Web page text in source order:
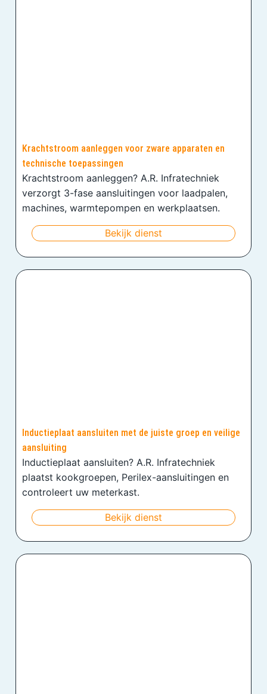
Krachtstroom aanleggen voor zware apparaten en
technische toepassingen
Krachtstroom aanleggen? A.R. Infratechniek
verzorgt 3-fase aansluitingen voor laadpalen,
machines, warmtepompen en werkplaatsen.
Bekijk dienst
Inductieplaat aansluiten met de juiste groep en veilige
aansluiting
Inductieplaat aansluiten? A.R. Infratechniek
plaatst kookgroepen, Perilex-aansluitingen en
controleert uw meterkast.
Bekijk dienst